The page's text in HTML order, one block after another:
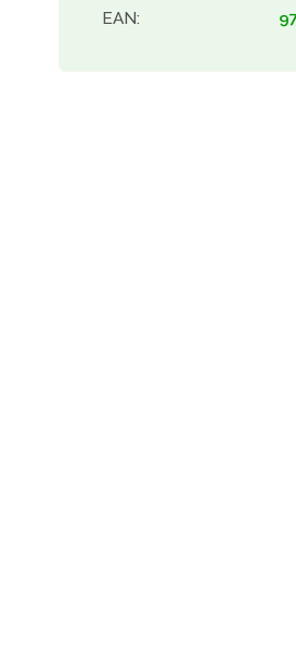
EAN: